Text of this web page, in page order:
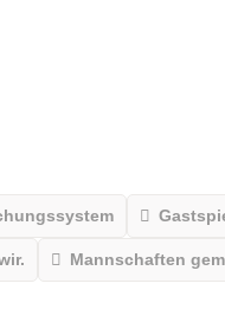
Mannschaften